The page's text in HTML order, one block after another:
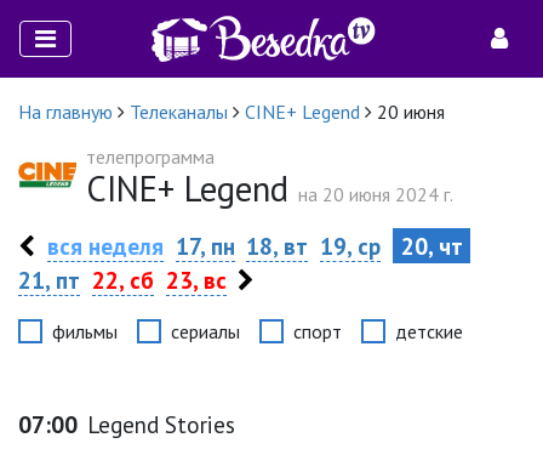
На главную Телеканалы CINE+ Legend
20 июня
телепрограмма
CINE+ Legend на 20 июня 2024 г.
вся неделя 17, пн 18, вт 19, ср
20, чт
21, пт 22, сб 23, вс
фильмы сериалы спорт детские
07:00 Legend Stories